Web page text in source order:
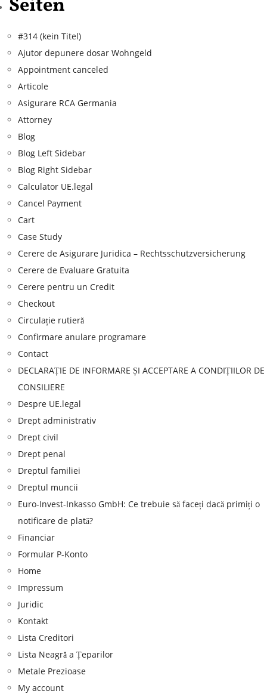
Seiten
#314 (kein Titel)
Ajutor depunere dosar Wohngeld
Appointment canceled
Articole
Asigurare RCA Germania
Attorney
Blog
Blog Left Sidebar
Blog Right Sidebar
Calculator UE.legal
Cancel Payment
Cart
Case Study
Cerere de Asigurare Juridica – Rechtsschutzversicherung
Cerere de Evaluare Gratuita
Cerere pentru un Credit
Checkout
Circulație rutieră
Confirmare anulare programare
Contact
DECLARAȚIE DE INFORMARE ȘI ACCEPTARE A CONDIȚIILOR DE
CONSILIERE
Despre UE.legal
Drept administrativ
Drept civil
Drept penal
Dreptul familiei
Dreptul muncii
Euro-Invest-Inkasso GmbH: Ce trebuie să faceți dacă primiți o
notificare de plată?
Financiar
Formular P-Konto
Home
Impressum
Juridic
Kontakt
Lista Creditori
Lista Neagră a Țeparilor
Metale Prezioase
My account